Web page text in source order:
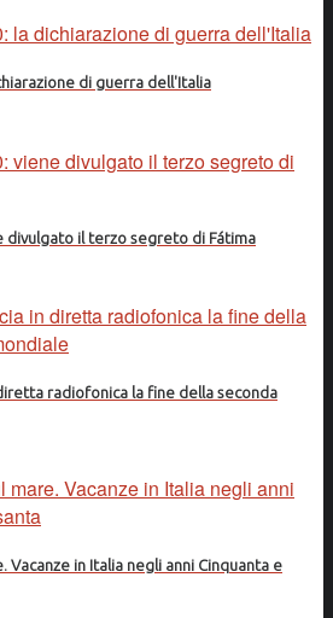
di guerra dell'Italia
divulgato il terzo segreto di Fátima
radiofonica la fine della seconda
Vacanze in Italia negli anni Cinquanta e